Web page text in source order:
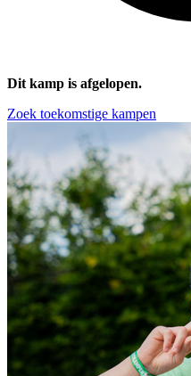
Dit kamp is afgelopen.
Zoek toekomstige kampen